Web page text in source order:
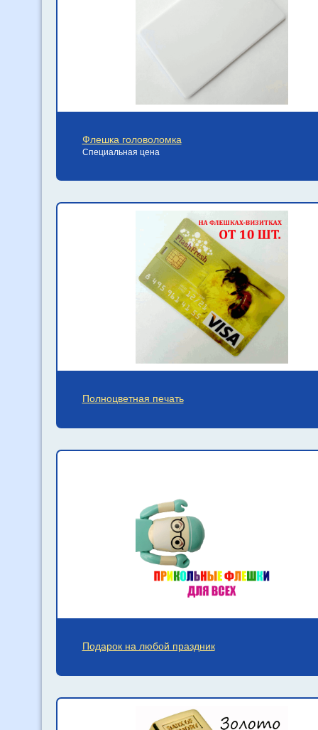
Флешка головоломка
Специальная цена
Полноцветная печать
Подарок на любой праздник